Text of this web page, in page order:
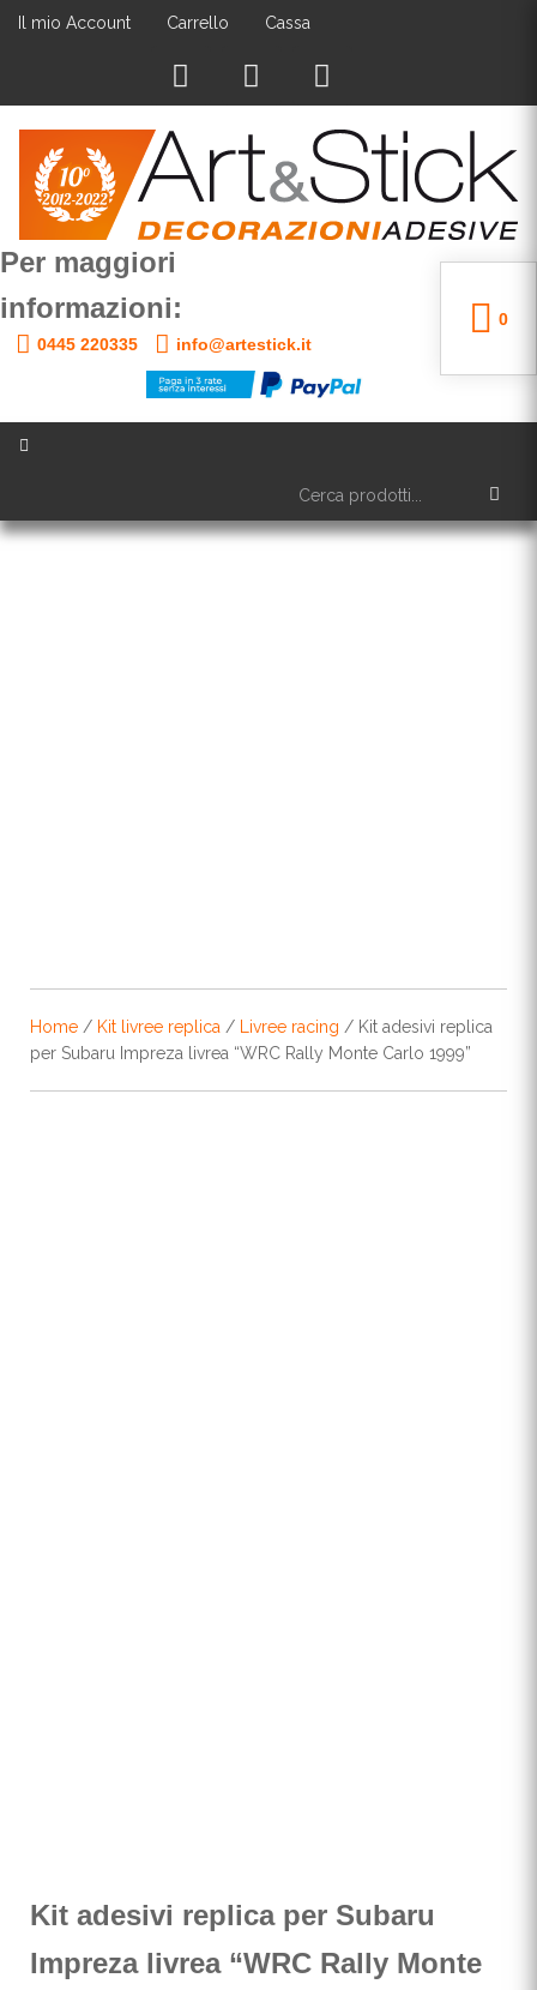
Il mio Account Carrello Cassa
Per maggiori
informazioni:
0445 220335 info@artestick.it
0
Home / Kit livree replica / Livree racing / Kit adesivi replica
per Subaru Impreza livrea “WRC Rally Monte Carlo 1999”
Kit adesivi replica per Subaru
Impreza livrea “WRC Rally Monte